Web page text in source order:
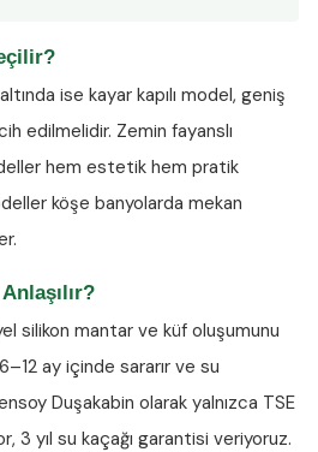
ise kayar kapılı model, geniş
edilmelidir. Zemin fayanslı
hem estetik hem pratik
köşe banyolarda mekan
silikon mantar ve küf oluşumunu
ay içinde sararır ve su
Duşakabin olarak yalnızca TSE
3 yıl su kaçağı garantisi veriyoruz.